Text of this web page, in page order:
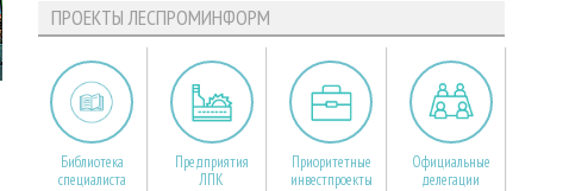
ПРОЕКТЫ ЛЕСПРОМИНФОРМ
Библиотека
специалиста
Предприятия
ЛПК
Приоритетные
инвестпроекты
Официальные
делегации